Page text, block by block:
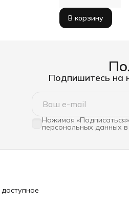
В корзину
Подпишитесь на
Нажимая
персональных данных
доступное